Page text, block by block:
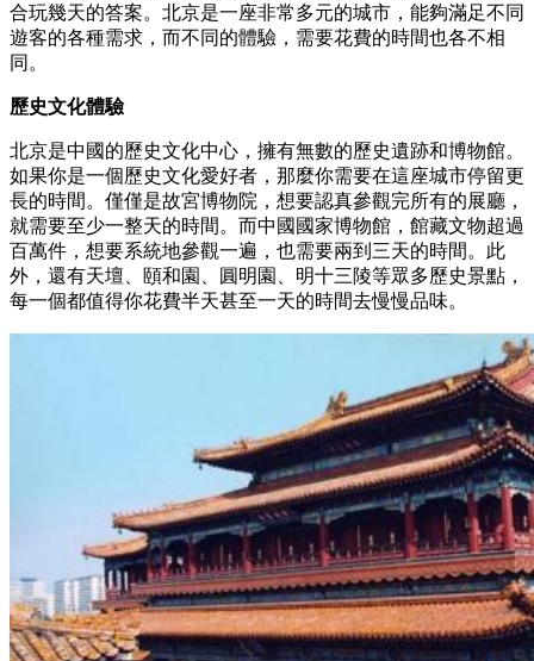
合玩幾天的答案。北京是一座非常多元的城市，能夠滿足不同
遊客的各種需求，而不同的體驗，需要花費的時間也各不相
同。
歷史文化體驗
北京是中國的歷史文化中心，擁有無數的歷史遺跡和博物館。
如果你是一個歷史文化愛好者，那麼你需要在這座城市停留更
長的時間。僅僅是故宮博物院，想要認真參觀完所有的展廳，
就需要至少一整天的時間。而中國國家博物館，館藏文物超過
百萬件，想要系統地參觀一遍，也需要兩到三天的時間。此
外，還有天壇、頤和園、圓明園、明十三陵等眾多歷史景點，
每一個都值得你花費半天甚至一天的時間去慢慢品味。